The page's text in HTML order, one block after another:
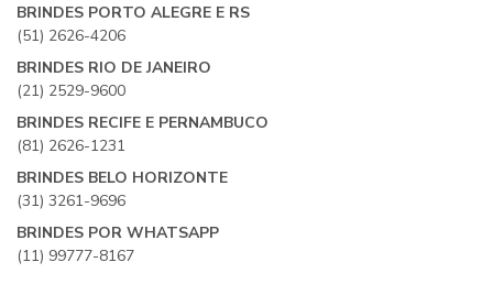
BRINDES PORTO ALEGRE E RS
(51) 2626-4206
BRINDES RIO DE JANEIRO
(21) 2529-9600
BRINDES RECIFE E PERNAMBUCO
(81) 2626-1231
BRINDES BELO HORIZONTE
(31) 3261-9696
BRINDES POR WHATSAPP
(11) 99777-8167